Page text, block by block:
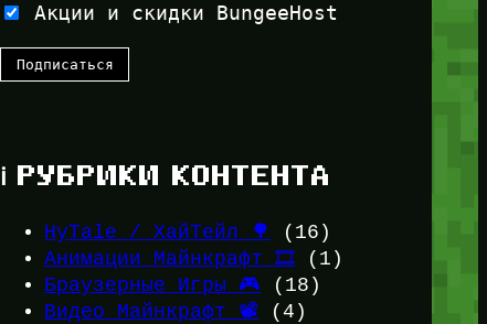
Акции и скидки BungeeHost
ℹ️ РУБРИКИ КОНТЕНТА
HyTale / ХайТейл 🌳
(16)
Анимации Майнкрафт 🎞️ (1)
Браузерные Игры 🎮 (18)
Видео Майнкрафт 📽️ (4)